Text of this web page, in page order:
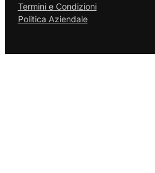
Termini e Condizioni
Politica Aziendale